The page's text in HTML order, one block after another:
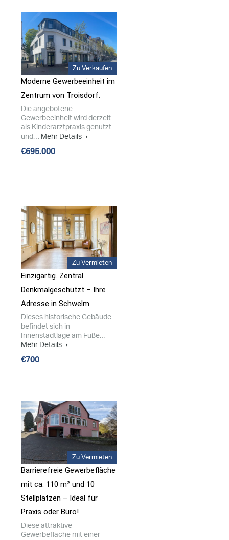
Zu Verkaufen
Moderne Gewerbeeinheit im
Zentrum von Troisdorf.
Die angebotene
Gewerbeeinheit wird derzeit
als Kinderarztpraxis genutzt
und… Mehr Details
€695.000
Zu Vermieten
Einzigartig. Zentral.
Denkmalgeschützt – Ihre
Adresse in Schwelm
Dieses historische Gebäude
befindet sich in
Innenstadtlage am Fuße…
Mehr Details
€700
Zu Vermieten
Barrierefreie Gewerbefläche
mit ca. 110 m² und 10
Stellplätzen – Ideal für
Praxis oder Büro!
Diese attraktive
Gewerbefläche mit einer